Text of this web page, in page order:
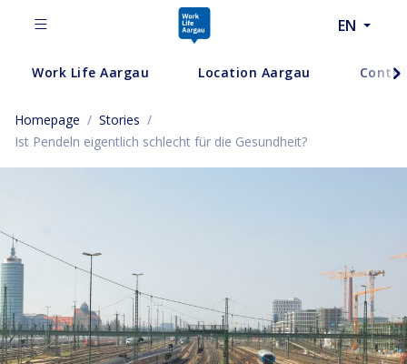
EN
Work Life Aargau Location Aargau
Homepage / Stories /
Ist Pendeln eigentlich schlecht für die Gesundheit?